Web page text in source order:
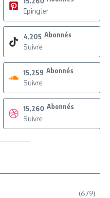
Epingler
4,205 Abonnés
Suivre
15,259 Abonnés
Suivre
15,260 Abonnés
Suivre
(679)